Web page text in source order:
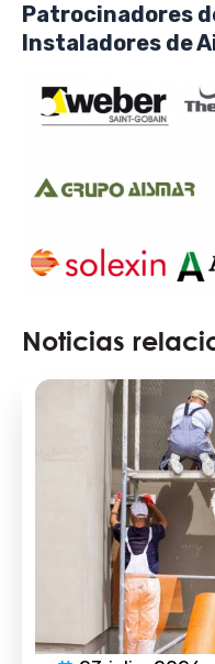
Patrocinadores
Instaladores de
Noticias